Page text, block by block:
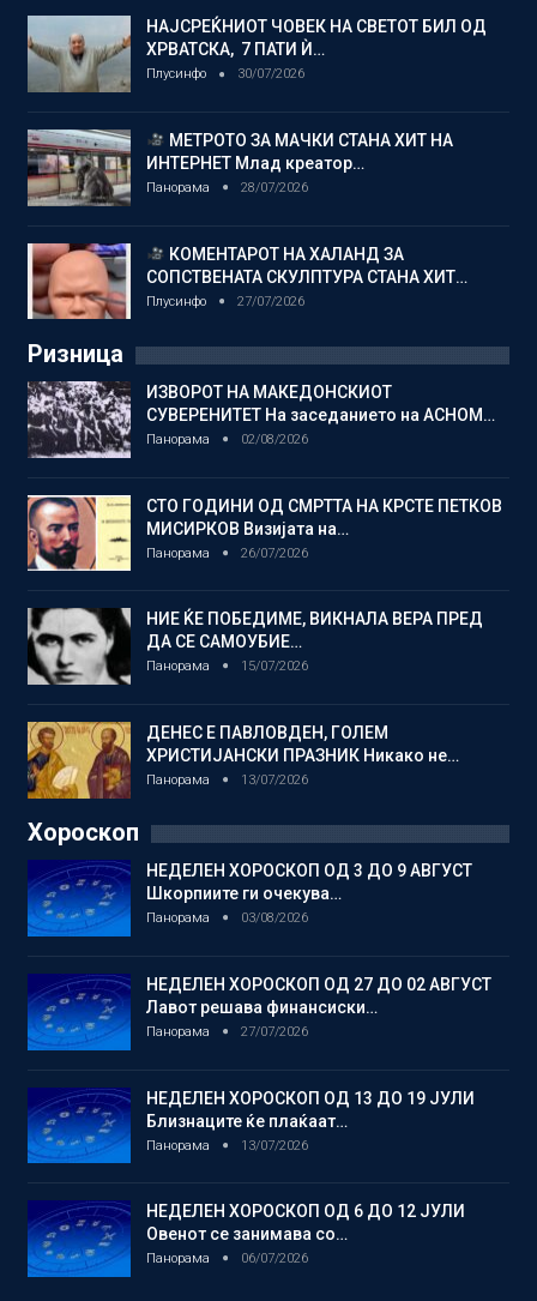
НАЈСРЕЌНИОТ ЧОВЕК НА СВЕТОТ БИЛ ОД
ХРВАТСКА, 7 ПАТИ Ѝ…
Плусинфо 30/07/2026
МЕТРОТО ЗА МАЧКИ СТАНА ХИТ НА
ИНТЕРНЕТ Млад креатор…
Панорама 28/07/2026
КОМЕНТАРОТ НА ХАЛАНД ЗА
СОПСТВЕНАТА СКУЛПТУРА СТАНА ХИТ…
Плусинфо 27/07/2026
Ризница
ИЗВОРОТ НА МАКЕДОНСКИОТ
СУВЕРЕНИТЕТ На заседанието на АСНОМ…
Панорама 02/08/2026
СТО ГОДИНИ ОД СМРТТА НА КРСТЕ ПЕТКОВ
МИСИРКОВ Визијата на…
Панорама 26/07/2026
НИЕ ЌЕ ПОБЕДИМЕ, ВИКНАЛА ВЕРА ПРЕД
ДА СЕ САМОУБИЕ…
Панорама 15/07/2026
ДЕНЕС Е ПАВЛОВДЕН, ГОЛЕМ
ХРИСТИЈАНСКИ ПРАЗНИК Никако не…
Панорама 13/07/2026
Хороскоп
НЕДЕЛЕН ХОРОСКОП ОД 3 ДО 9 АВГУСТ
Шкорпиите ги очекува…
Панорама 03/08/2026
НЕДЕЛЕН ХОРОСКОП ОД 27 ДО 02 АВГУСТ
Лавот решава финансиски…
Панорама 27/07/2026
НЕДЕЛЕН ХОРОСКОП ОД 13 ДО 19 ЈУЛИ
Близнаците ќе плаќаат…
Панорама 13/07/2026
НЕДЕЛЕН ХОРОСКОП ОД 6 ДО 12 ЈУЛИ
Овенот се занимава со…
Панорама 06/07/2026